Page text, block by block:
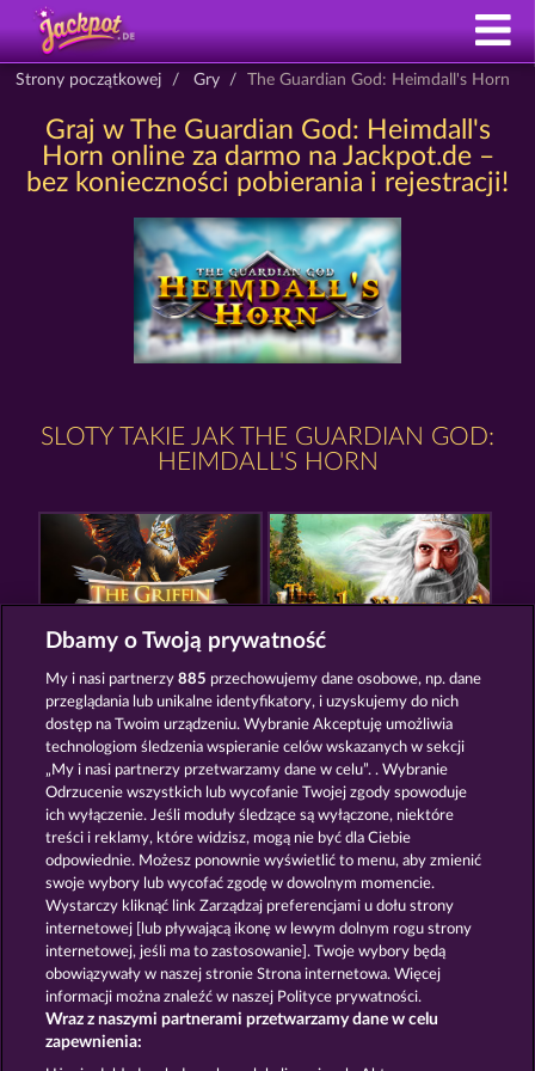
Strony początkowej Gry The Guardian God: Heimdall's Horn
Graj w The Guardian God: Heimdall's
Horn online za darmo na Jackpot.de –
bez konieczności pobierania i rejestracji!
SLOTY TAKIE JAK THE GUARDIAN GOD:
HEIMDALL'S HORN
THE GRIFFIN
MAGIC MIRROR MAGIC STONE
Zasady i warunki Polityka prywatności
Nota prawna Firma FAQ Słownik
Program partnerski Facebook
Dbamy o Twoją prywatność
My i nasi partnerzy885 przechowujemy dane osobowe, np. dane
przeglądania lub unikalne identyfikatory, i uzyskujemy do nich
dostęp na Twoim urządzeniu. Wybranie Akceptuję umożliwia
technologiom śledzenia wspieranie celów wskazanych w sekcji
„My i nasi partnerzy przetwarzamy dane w celu”. . Wybranie
Odrzucenie wszystkich lub wycofanie Twojej zgody spowoduje
ich wyłączenie. Jeśli moduły śledzące są wyłączone, niektóre
treści i reklamy, które widzisz, mogą nie być dla Ciebie
odpowiednie. Możesz ponownie wyświetlić to menu, aby zmienić
swoje wybory lub wycofać zgodę w dowolnym momencie.
Wystarczy kliknąć link Zarządzaj preferencjami u dołu strony
internetowej [lub pływającą ikonę w lewym dolnym rogu strony
internetowej, jeśli ma to zastosowanie]. Twoje wybory będą
obowiązywały w naszej stronie Strona internetowa. Więcej
informacji można znaleźć w naszej Polityce prywatności.
Wraz z naszymi partnerami przetwarzamy dane w celu
zapewnienia: